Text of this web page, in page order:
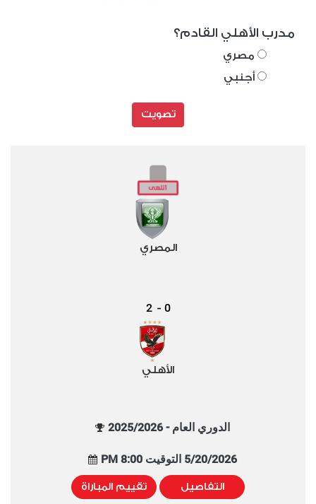
مدرب الأهلي القادم؟
مصري
أجنبي
تصويت
المصري
0
-
2
الأهلي
الدوري العام - 2025/2026
5/20/2026 التوقيت 8:00 PM
التفاصيل تقييم المباراة